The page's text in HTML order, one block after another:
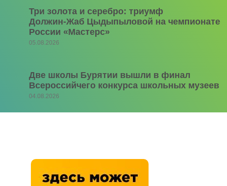
Три золота и серебро: триумф
Должин‑Жаб Цыдыпыловой на чемпионате
России «Мастерс»
05.08.2026
Две школы Бурятии вышли в финал
Всероссийчего конкурса школьных музеев
04.08.2026